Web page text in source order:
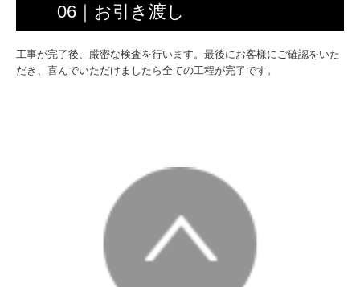
06｜お引き渡し
工事が完了後、厳密な検査を行います。最後にお客様にご確認をいた
だき、喜んでいただけましたら全ての工程が完了です。